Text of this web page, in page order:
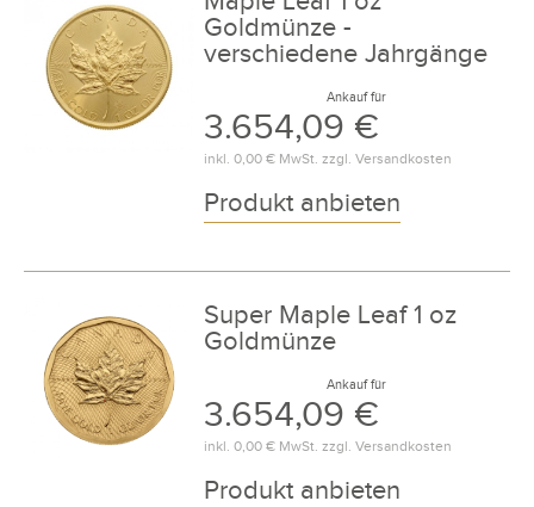
Goldmünze -
verschiedene Jahrgänge
Ankauf für
3.654,09 €
inkl. 0,00 €MwSt. zzgl. Versandkosten
Produkt anbieten
Super Maple Leaf 1 oz
Goldmünze
Ankauf für
3.654,09 €
inkl. 0,00 €MwSt. zzgl. Versandkosten
Produkt anbieten